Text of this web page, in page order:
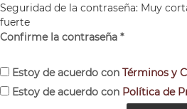
Seguridad de la contraseña: Muy
fuerte
Confirme la contraseña *
Estoy de acuerdo con Términos y
Estoy de acuerdo con Política de